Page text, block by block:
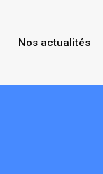
Nos actualités